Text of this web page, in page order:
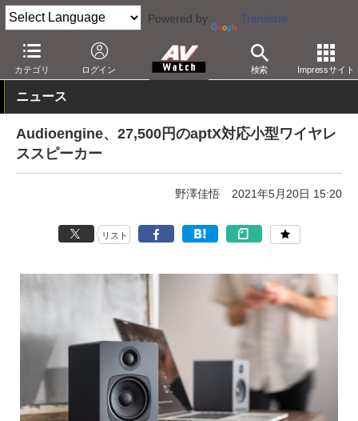
Powered by Translate
カテゴリ ログイン 検索 Impressサイト
AV Watch 製品 Bluetoothスピーカー
ニュース
Audioengine、27,500円のaptX対応小型ワイヤレ
ススピーカー
野澤佳悟 2021年5月20日 15:20
リスト